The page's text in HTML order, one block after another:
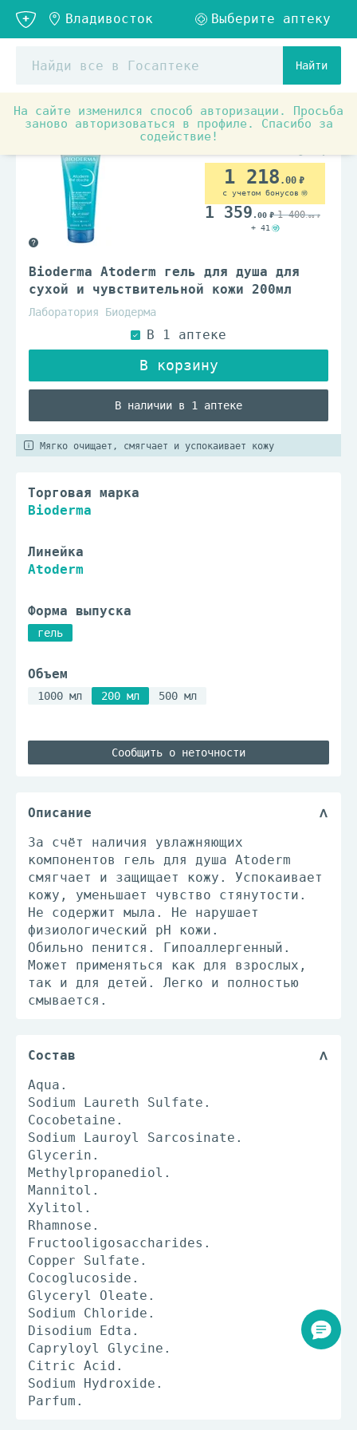
Найти
На сайте изменился способ авторизации. Просьба
заново авторизоваться в профиле. Спасибо за
содействие!
Товары для красоты и здоровья Средства по уходу
Bioderma Atoderm гель для душа для
сухой и чувствительной кожи 200мл
Лаборатория Биодерма
В наличии в 1 аптеке
1 218 .00
с учетом бонусов
1 359 .00 1 400.00
+ 41
Мягко очищает, смягчает и успокаивает кожу
Торговая марка
Bioderma
Линейка
Atoderm
Форма выпуска
гель
Объем
1000 мл 200 мл 500 мл
Сообщить о неточности
Описание
За счёт наличия увлажняющих
компонентов гель для душа Atoderm
смягчает и защищает кожу. Успокаивает
кожу, уменьшает чувство стянутости.
Не содержит мыла. Не нарушает
физиологический pH кожи.
Обильно пенится. Гипоаллергенный.
Может применяться как для взрослых,
так и для детей. Легко и полностью
смывается.
Состав
Aqua.
Sodium Laureth Sulfate.
Cocobetaine.
Sodium Lauroyl Sarcosinate.
Glycerin.
Methylpropanediol.
Mannitol.
Xylitol.
Rhamnose.
Fructooligosaccharides.
Copper Sulfate.
Cocoglucoside.
Glyceryl Oleate.
Sodium Chloride.
Disodium Edta.
Capryloyl Glycine.
Citric Acid.
Sodium Hydroxide.
Parfum.